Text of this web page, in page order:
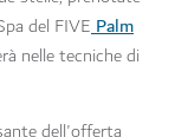
del FIVEPalm
nelle tecniche di